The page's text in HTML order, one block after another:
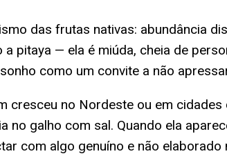
das frutas nativas: abundância
pitaya — ela é miúda, cheia de
como um convite a não
cresceu no Nordeste ou em
no galho com sal. Quando ela
com algo genuíno e não elaborado